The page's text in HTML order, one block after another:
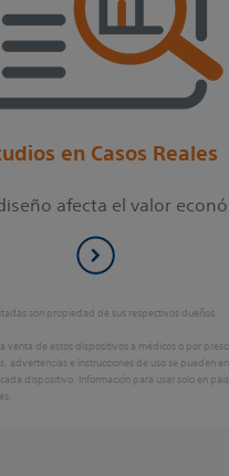
en Casos Reales
afecta el valor
son propiedad de sus respectivos dueños.
venta de estos dispositivos a médicos o por
advertencias e instrucciones de uso se pueden
dispositivo. Información para usar solo en